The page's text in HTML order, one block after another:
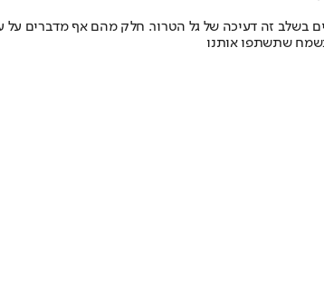
בשלב זה דעיכה של גל הטרור. חלק מהם אף מדברים על
שתשתפו אותנו